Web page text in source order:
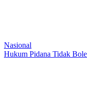
Nasional
Hukum Pidana Tidak